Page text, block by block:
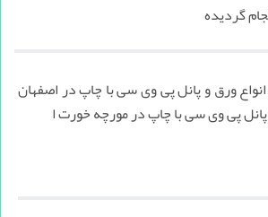
گردیده
ورق و پانل پی وی سی با چاپ در اصفهان
پانل پی وی سی با چاپ در مورچه خورت ا